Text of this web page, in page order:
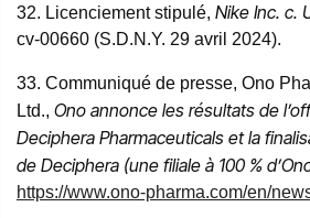
32. Licenciement stipulé, Nike Inc. c.
cv-00660 (S.D.N.Y. 29 avril 2024).
33. Communiqué de presse, Ono
Ltd., Ono annonce les résultats de
Deciphera Pharmaceuticals et la
de Deciphera (une filiale à 100 %
https://www.ono-pharma.com/en/